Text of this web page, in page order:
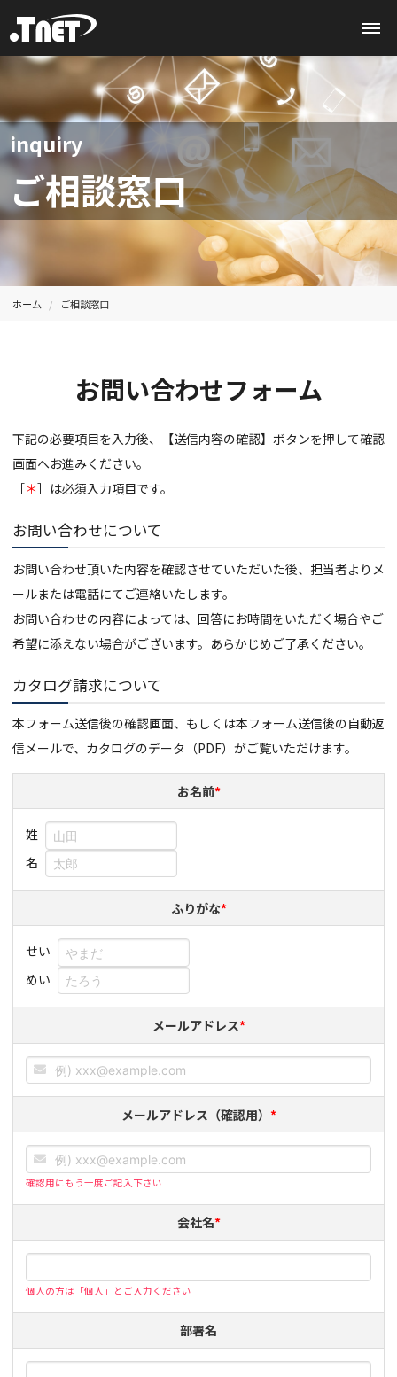
inquiry
ご相談窓口
ホーム ご相談窓口
お問い合わせフォーム
下記の必要項目を入力後、【送信内容の確認】ボタンを押して確認
画面へお進みください。
［＊］は必須入力項目です。
お問い合わせについて
お問い合わせ頂いた内容を確認させていただいた後、担当者よりメ
ールまたは電話にてご連絡いたします。
お問い合わせの内容によっては、回答にお時間をいただく場合やご
希望に添えない場合がございます。あらかじめご了承ください。
カタログ請求について
本フォーム送信後の確認画面、もしくは本フォーム送信後の自動返
信メールで、カタログのデータ（PDF）がご覧いただけます。
お名前*
姓
名
ふりがな*
せい
めい
メールアドレス*
メールアドレス（確認用） *
確認用にもう一度ご記入下さい
会社名*
個人の方は「個人」とご入力ください
部署名